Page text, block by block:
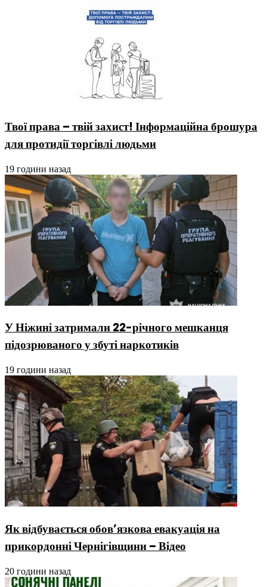
Твої права – твій захист! Інформаційна брошура
для протидії торгівлі людьми
19 години назад
У Ніжині затримали 22-річного мешканця
підозрюваного у збуті наркотиків
19 години назад
Як відбувається обов’язкова евакуація на
прикордонні Чернігівщини – Відео
20 години назад